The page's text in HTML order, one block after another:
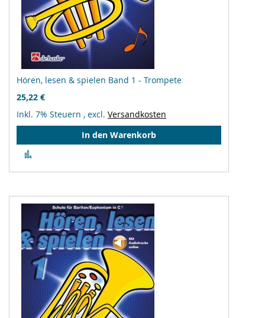
Hören, lesen & spielen Band 1 - Trompete
25,22 €
Inkl. 7% Steuern , excl. Versandkosten
In den Warenkorb
hinzufügen